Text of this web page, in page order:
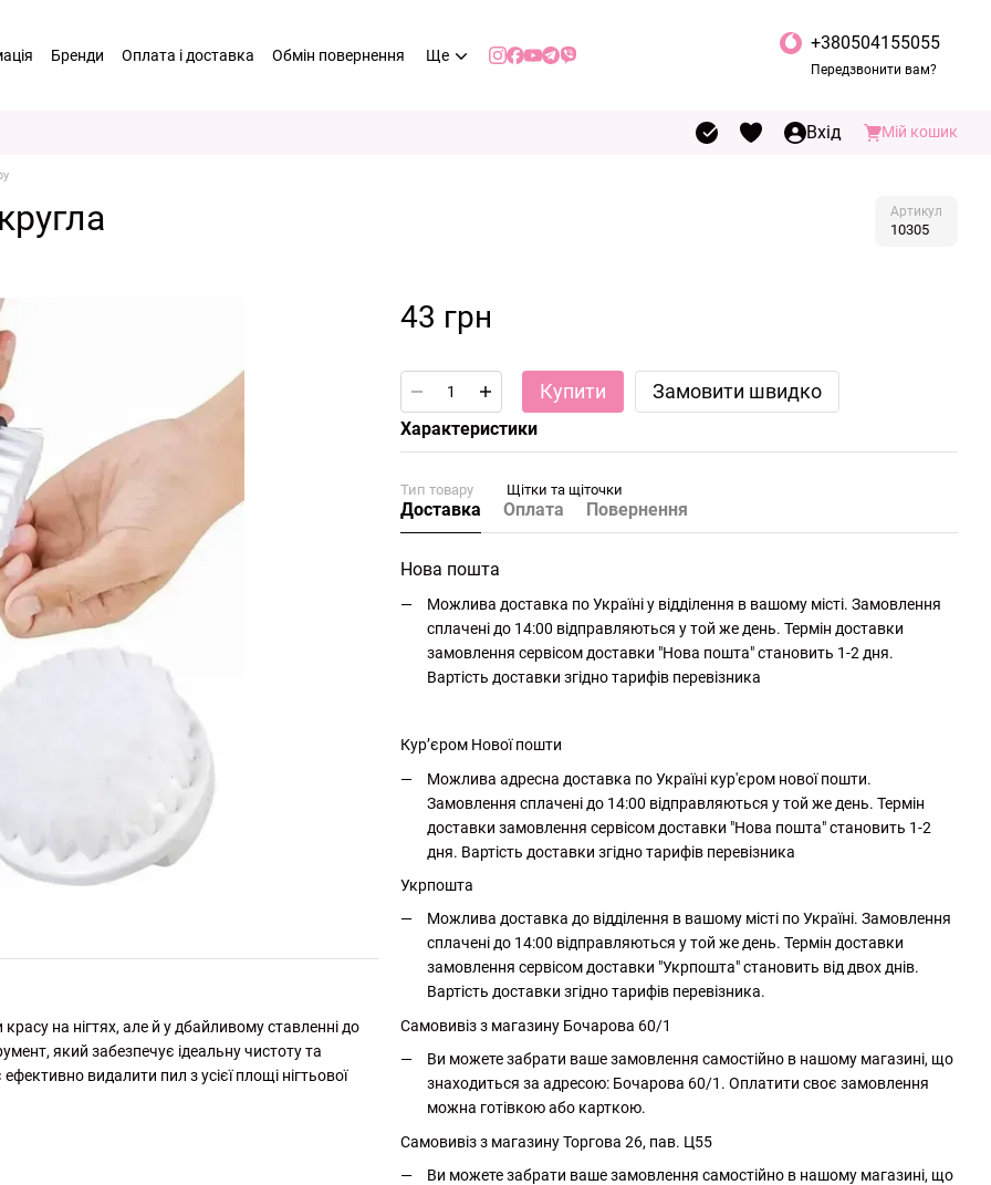
Бренди Оплата і доставка Обмін повернення Ще
+380504155055
Передзвонити вам?
Вхід Мій кошик
Артикул
10305
на нігтях, але й у дбайливому ставленні до
який забезпечує ідеальну чистоту та
видалити пил з усієї площі нігтьової
43 грн
Купити Замовити швидко
Характеристики
Тип товару Щітки та щіточки
Доставка Оплата Повернення
Нова пошта
Можлива доставка по Україні у відділення в вашому місті. Замовлення
сплачені до 14:00 відправляються у той же день. Термін доставки
замовлення сервісом доставки "Нова пошта" становить 1-2 дня.
Вартість доставки згідно тарифів перевізника
Кур’єром Нової пошти
Можлива адресна доставка по Україні кур'єром нової пошти.
Замовлення сплачені до 14:00 відправляються у той же день. Термін
доставки замовлення сервісом доставки "Нова пошта" становить 1-2
дня. Вартість доставки згідно тарифів перевізника
Укрпошта
Можлива доставка до відділення в вашому місті по Україні. Замовлення
сплачені до 14:00 відправляються у той же день. Термін доставки
замовлення сервісом доставки "Укрпошта" становить від двох днів.
Вартість доставки згідно тарифів перевізника.
Самовивіз з магазину Бочарова 60/1
Ви можете забрати ваше замовлення самостійно в нашому магазині, що
знаходиться за адресою: Бочарова 60/1. Оплатити своє замовлення
можна готівкою або карткою.
Самовивіз з магазину Торгова 26, пав. Ц55
Ви можете забрати ваше замовлення самостійно в нашому магазині, що